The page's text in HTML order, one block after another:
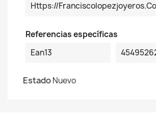
Https://
Referencias específicas
Ean13
EstadoNuevo